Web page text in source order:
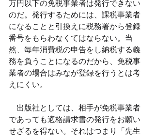
万円以下の免税事業者は発行できない
のだ。発行するためには、課税事業者
になることと引換えに税務署から登録
番号をもらわなくてはならない。当
然、毎年消費税の申告をし納税する義
務を負うことになるのだから、免税事
業者の場合はみなが登録を行うとは考
えにくい。
出版社としては、相手が免税事業者
であっても適格請求書の発行をお願い
せざるを得ない。それはつまり「先生